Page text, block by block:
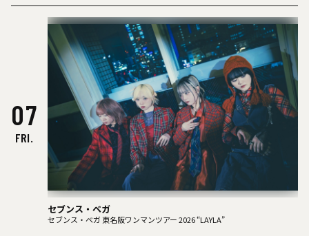
07
FRI.
セブンス・ベガ
セブンス・ベガ 東名阪ワンマンツアー 2026 “LAYLA”